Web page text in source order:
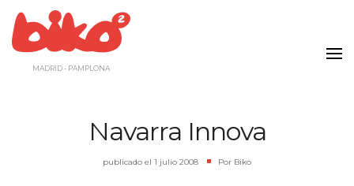
contenido
MADRID - PAMPLONA
Navarra Innova
publicado el 1 julio 2008 Por Biko